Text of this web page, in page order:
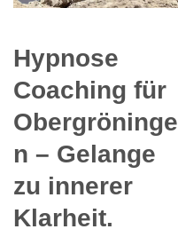
Hypnose
Coaching für
Obergröninge
n – Gelange
zu innerer
Klarheit.